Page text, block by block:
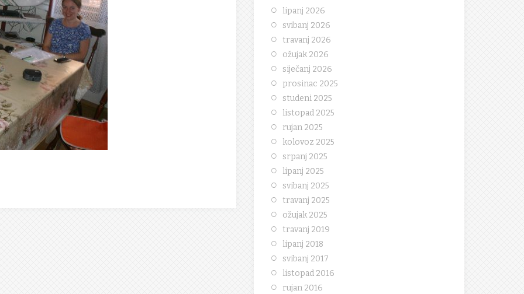
lipanj 2026
svibanj 2026
travanj 2026
ožujak 2026
siječanj 2026
prosinac 2025
studeni 2025
listopad 2025
rujan 2025
kolovoz 2025
srpanj 2025
lipanj 2025
svibanj 2025
travanj 2025
ožujak 2025
travanj 2019
lipanj 2018
svibanj 2017
listopad 2016
rujan 2016